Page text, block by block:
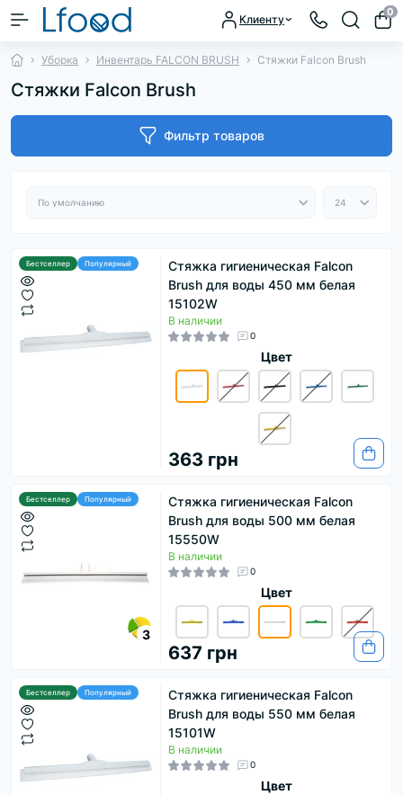
Клиенту
0
Уборка Инвентарь FALCON BRUSH Стяжки Falcon Brush
Стяжки Falcon Brush
Фильтр товаров
Бестселлер Популярный
Стяжка гигиеническая Falcon
Brush для воды 450 мм белая
15102W
В наличии
0
Цвет
363 грн
Бестселлер Популярный
3
Стяжка гигиеническая Falcon
Brush для воды 500 мм белая
15550W
В наличии
0
Цвет
637 грн
Бестселлер Популярный
Стяжка гигиеническая Falcon
Brush для воды 550 мм белая
15101W
В наличии
0
Цвет